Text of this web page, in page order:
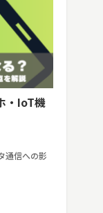
・IoT機
通信への影